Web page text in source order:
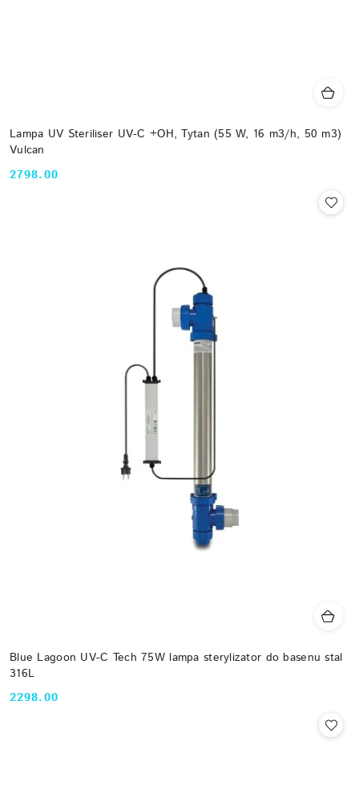
Lampa UV Steriliser UV-C +OH, Tytan (55 W, 16 m3/h, 50 m3)
Vulcan
Cena:
2798.00
Blue Lagoon UV-C Tech 75W lampa sterylizator do basenu stal
316L
Cena:
2298.00